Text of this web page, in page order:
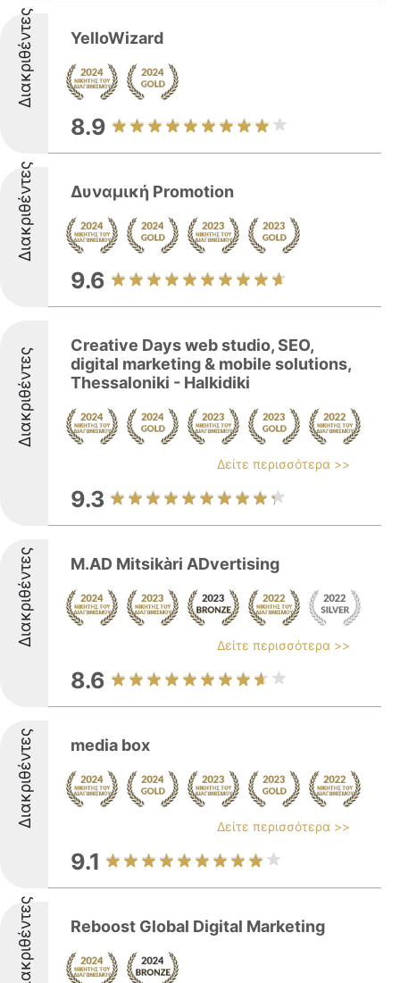
Διακριθέντες YelloWizard
8.9
Διακριθέντες Δυναμική Promotion
9.6
Διακριθέντες
Creative Days web studio, SEO,
digital marketing & mobile solutions,
Thessaloniki - Halkidiki
Δείτε περισσότερα >>
9.3
Διακριθέντες M.AD Mitsikàri ADvertising
Δείτε περισσότερα >>
8.6
Διακριθέντες media box
Δείτε περισσότερα >>
9.1
Διακριθέντες Reboost Global Digital Marketing